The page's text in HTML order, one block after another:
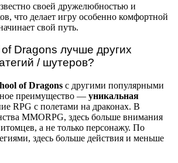
своей дружелюбностью и
что делает игру особенно комфортной
свой путь.
Dragons лучше других
/ шутеров?
of Dragons с другими популярными
преимущество — уникальная
RPG с полетами на драконах. В
MMORPG, здесь больше внимания
а не только персонажу. По
здесь больше действия и меньше